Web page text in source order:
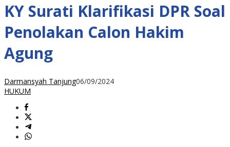
KY Surati Klarifikasi DPR Soal
Penolakan Calon Hakim
Agung
Darmansyah Tanjung06/09/2024
HUKUM